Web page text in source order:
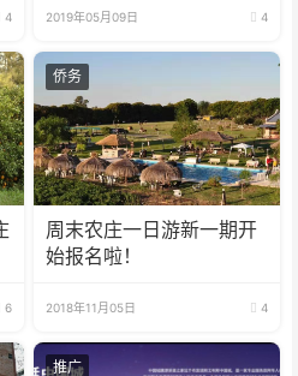
4 2019年05月09日 4
6
侨务
周末农庄一日游新一期开
始报名啦！
2018年11月05日 4
推广